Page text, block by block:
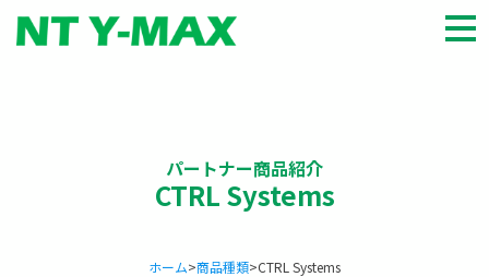
パートナー商品紹介
CTRL Systems
ホーム>商品種類>CTRL Systems